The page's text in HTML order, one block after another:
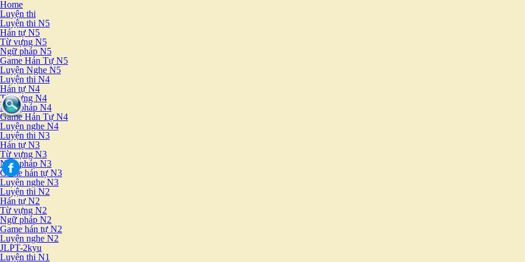
Home
Luyện thi
Luyện thi N5
Hán tự N5
Từ vựng N5
Ngữ pháp N5
Game Hán Tự N5
Luyện Nghe N5
Luyện thi N4
Hán tự N4
Từ vựng N4
Ngữ pháp N4
Game Hán Tự N4
Luyện nghe N4
Luyện thi N3
Hán tự N3
Từ vựng N3
Ngữ pháp N3
Game hán tự N3
Luyện nghe N3
Luyện thi N2
Hán tự N2
Từ vựng N2
Ngữ pháp N2
Game hán tự N2
Luyện nghe N2
JLPT-2kyu
Luyện thi N1